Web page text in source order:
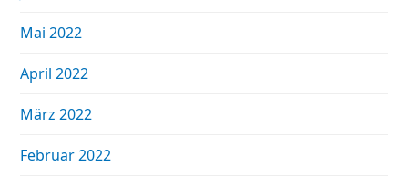
Mai 2022
April 2022
März 2022
Februar 2022